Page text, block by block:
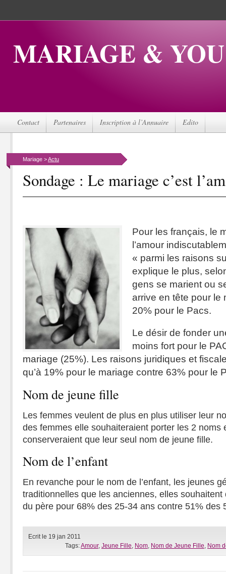
MARIAGE & YOU
Contact Partenaires Inscription à l’Annuaire Edito
Mariage >Actu
Sondage : Le mariage c’est
Pour les français, le
l’amour
« parmi les raisons
explique le plus,
gens se marient ou
arrive en tête pour le
20% pour le Pacs.
Le désir de fonder
moins fort pour le
mariage (25%). Les raisons juridiques et
qu’à 19% pour le mariage contre 63% pour le
Nom de jeune fille
Les femmes veulent de plus en plus utiliser leur
des femmes elle souhaiteraient porter les 2 noms
conserveraient que leur seul nom de jeune fille.
Nom de l’enfant
En revanche pour le nom de l’enfant, les jeunes
traditionnelles que les anciennes, elles souhaitent
du père pour 68% des 25-34 ans contre 51% des
Ecrit le 19 jan 2011
Tags:Amour, Jeune Fille, Nom, Nom de Jeune Fille, Nom